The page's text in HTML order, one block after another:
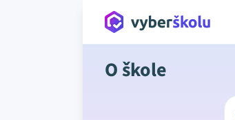
O škole